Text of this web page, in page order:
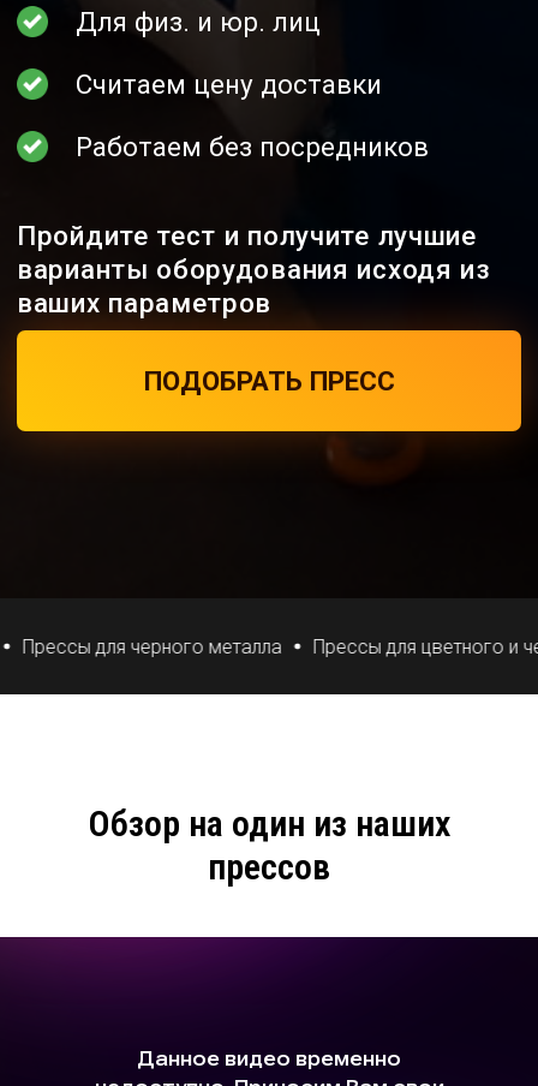
Прессы для черного металла Прессы для цветного и
Обзор на один из наших
прессов